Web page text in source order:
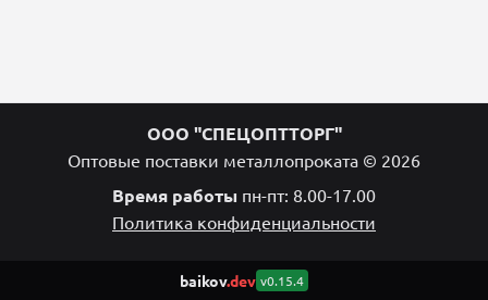
ООО "СПЕЦОПТТОРГ"
Оптовые поставки металлопроката © 2026
Время работы пн-пт: 8.00-17.00
Политика конфиденциальности
baikov.dev v0.15.4